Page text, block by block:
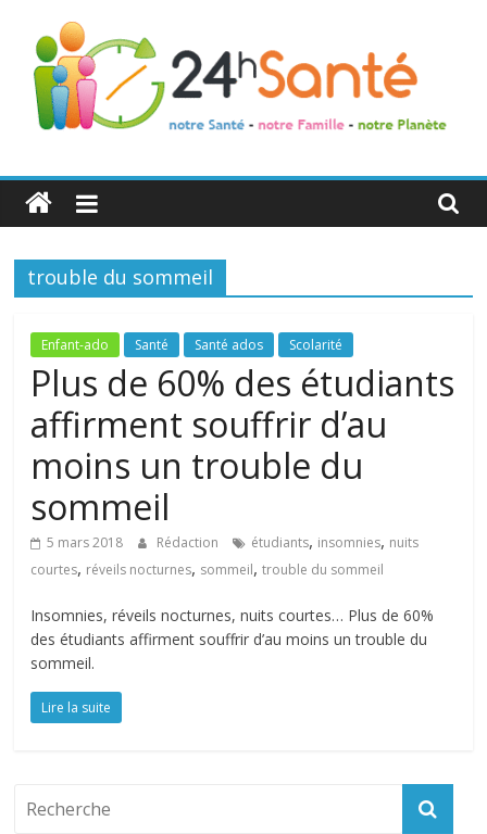
24h
Santé
La
de
toute
famille
trouble du sommeil
Enfant-ado Santé Santé ados Scolarité
Plus de 60% des étudiants
affirment souffrir d’au
moins un trouble du
sommeil
5 mars 2018 Rédaction étudiants, insomnies, nuits
courtes, réveils nocturnes, sommeil,trouble du sommeil
Insomnies, réveils nocturnes, nuits courtes… Plus de 60%
des étudiants affirment souffrir d’au moins un trouble du
sommeil.
Lire la suite